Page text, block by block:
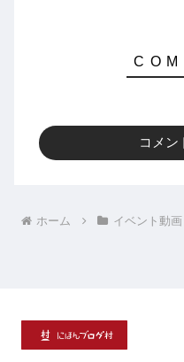
コメン
ホーム イベント動画